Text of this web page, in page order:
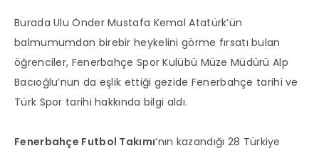
Burada Ulu Önder Mustafa Kemal Atatürk’ün
balmumumdan birebir heykelini görme fırsatı bulan
öğrenciler, Fenerbahçe Spor Kulübü Müze Müdürü Alp
Bacıoğlu’nun da eşlik ettiği gezide Fenerbahçe tarihi ve
Türk Spor tarihi hakkında bilgi aldı.
Fenerbahçe Futbol Takımı‘nın kazandığı 28 Türkiye